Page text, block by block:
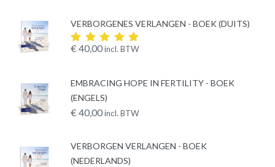
VERBORGENES VERLANGEN - BOEK (DUITS)
Rated
€ 40,00 incl. BTW
EMBRACING HOPE IN FERTILITY - BOEK
(ENGELS)
€40,00 incl. BTW
VERBORGEN VERLANGEN - BOEK
(NEDERLANDS)